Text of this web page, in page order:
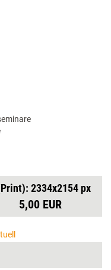
2334x2154 px
5,00 EUR